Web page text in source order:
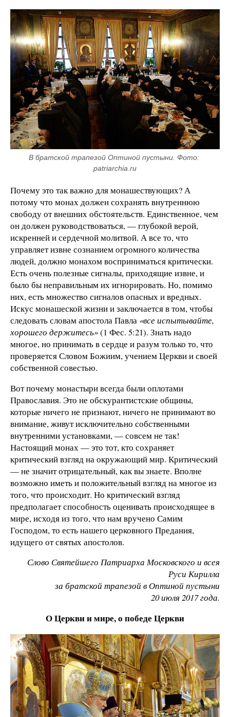
В братской трапезой Оптиной пустыни. Фото:
patriarchia.ru
Почему это так важно для монашествующих? А
потому что монах должен сохранять внутреннюю
свободу от внешних обстоятельств. Единственное, чем
он должен руководствоваться, — глубокой верой,
искренней и сердечной молитвой. А все то, что
управляет извне сознанием огромного количества
людей, должно монахом восприниматься критически.
Есть очень полезные сигналы, приходящие извне, и
было бы неправильным их игнорировать. Но, помимо
них, есть множество сигналов опасных и вредных.
Искус монашеской жизни и заключается в том, чтобы
следовать словам апостола Павла «все испытывайте,
хорошего держитесь»(1 Фес. 5:21). Знать надо
многое, но принимать в сердце и разум только то, что
проверяется Словом Божиим, учением Церкви и своей
собственной совестью.
Вот почему монастыри всегда были оплотами
Православия. Это не обскурантистские общины,
которые ничего не признают, ничего не принимают во
внимание, живут исключительно собственными
внутренними установками, — совсем не так!
Настоящий монах — это тот, кто сохраняет
критический взгляд на окружающий мир. Критический
— не значит отрицательный, как вы знаете. Вполне
возможно иметь и положительный взгляд на многое из
того, что происходит. Но критический взгляд
предполагает способность оценивать происходящее в
мире, исходя из того, что нам вручено Самим
Господом, то есть нашего церковного Предания,
идущего от святых апостолов.
Слово Святейшего Патриарха Московского и всея
Руси Кирилла
за братской трапезой в Оптиной пустыни
20 июля 2017 года.
О Церкви и мире, о победе Церкви